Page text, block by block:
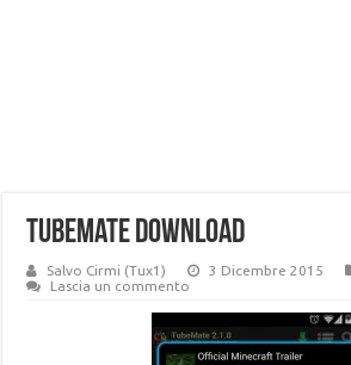
TubeMate download
Salvo Cirmi (Tux1)
3 Dicembre 2015
Lascia un commento